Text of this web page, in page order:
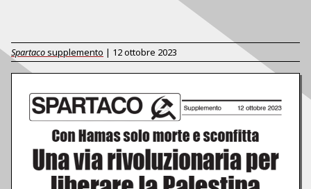
Spartaco supplemento | 12 ottobre 2023